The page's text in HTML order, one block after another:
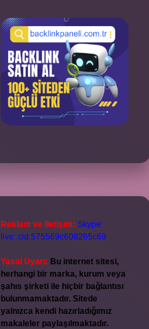
Reklam ve İletişim: Skype:
live:.cid.575569c608265c69
Yasal Uyarı: Bu internet sitesi,
herhangi bir marka, kurum veya
şahıs şirketi ile hiçbir bağlantısı
bulunmamaktadır. Sitede
yalnızca kendi hazırladığımız
makaleler paylaşılmaktadır.